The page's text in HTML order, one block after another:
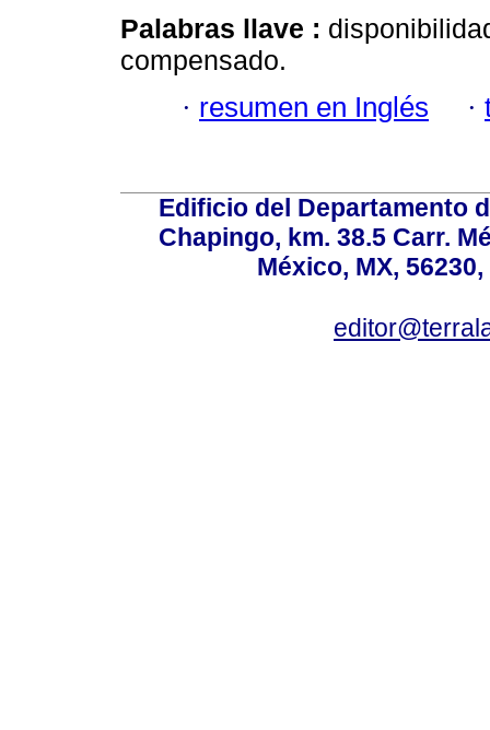
Palabras llave :
compensado.
· resumen en Inglés ·
Edificio del Departamento
Chapingo, km. 38.5 Carr.
México, MX,